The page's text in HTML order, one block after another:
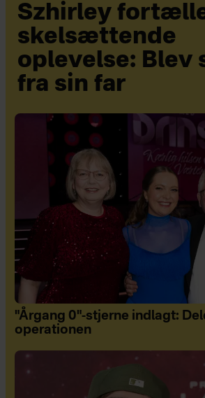
Szhirley
skelsættende
oplevelse: Blev
fra sin far
"Årgang 0"-stjerne indlagt:
operationen